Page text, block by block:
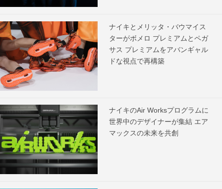
ナイキとメリッタ・バウマイス
ターがボメロ プレミアムとペガ
サス プレミアムをアバンギャル
ドな視点で再構築
ナイキのAir Worksプログラムに
世界中のデザイナーが集結 エア
マックスの未来を共創